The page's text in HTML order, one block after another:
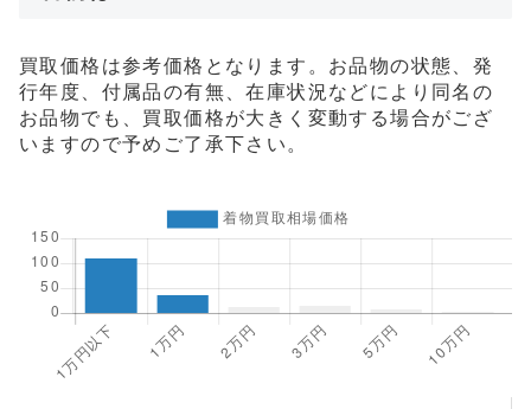
買取価格は参考価格となります。お品物の状態、発
行年度、付属品の有無、在庫状況などにより同名の
お品物でも、買取価格が大きく変動する場合がござ
いますので予めご了承下さい。